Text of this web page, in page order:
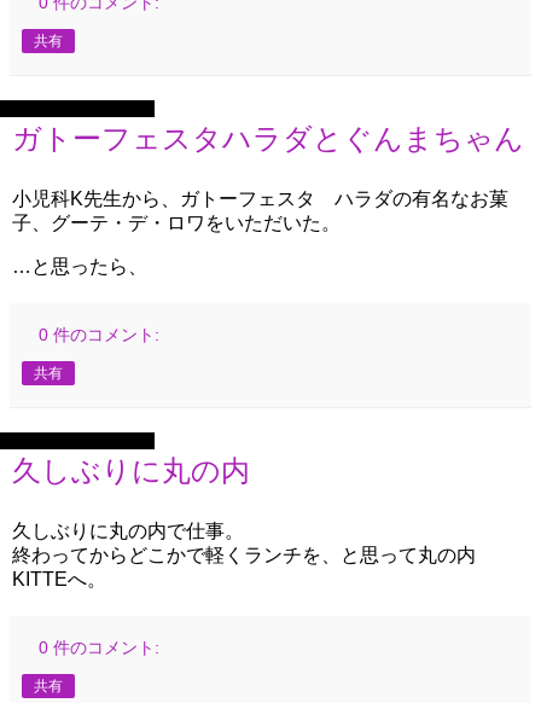
共有
ガトーフェスタハラダとぐんまちゃん
小児科K先生から、ガトーフェスタ ハラダの有名なお菓
子、グーテ・デ・ロワをいただいた。
…と思ったら、
0 件のコメント:
共有
久しぶりに丸の内
久しぶりに丸の内で仕事。
終わってからどこかで軽くランチを、と思って丸の内
KITTEへ。
0 件のコメント:
共有